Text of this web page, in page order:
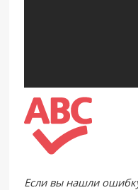
Если вы нашли